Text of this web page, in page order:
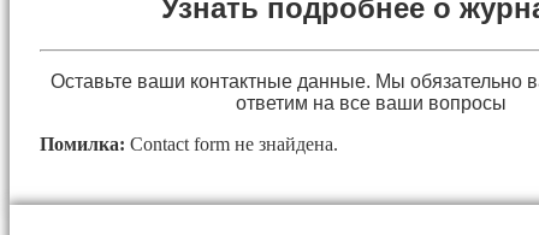
Узнать подробнее о
Оставьте ваши контактные данные. Мы обязательно
ответим на все ваши вопросы
Помилка: Contact form не знайдена.